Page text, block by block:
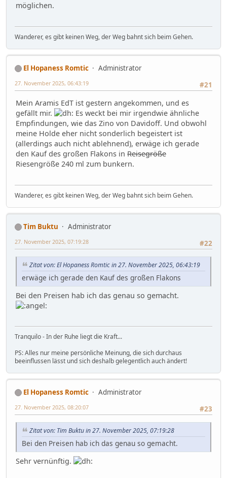
möglichen.
Wanderer, es gibt keinen Weg, der Weg bahnt sich beim Gehen.
El Hopaness Romtic
Administrator
#21
27. November 2025, 06:43:19
Mein Aramis EdT ist gestern angekommen, und es
gefällt mir.
Es weckt bei mir irgendwie ähnliche
Empfindungen, wie das Zino von Davidoff. Und obwohl
meine Holde eher nicht sonderlich begeistert ist
(allerdings auch nicht ablehnend), erwäge ich gerade
den Kauf des großen Flakons in Reisegröße
Riesengröße 240 ml zum bunkern.
Wanderer, es gibt keinen Weg, der Weg bahnt sich beim Gehen.
Tim Buktu
Administrator
#22
27. November 2025, 07:19:28
Zitat von: El Hopaness Romtic in 27. November 2025, 06:43:19
erwäge ich gerade den Kauf des großen Flakons
Bei den Preisen hab ich das genau so gemacht.
Tranquilo - In der Ruhe liegt die Kraft...
PS: Alles nur meine persönliche Meinung, die sich durchaus
beeinflussen lässt und sich deshalb gelegentlich auch ändert!
El Hopaness Romtic
Administrator
#23
27. November 2025, 08:20:07
Zitat von: Tim Buktu in 27. November 2025, 07:19:28
Bei den Preisen hab ich das genau so gemacht.
Sehr vernünftig.